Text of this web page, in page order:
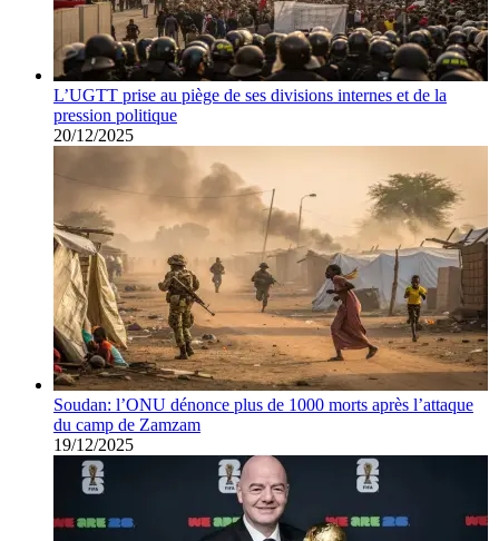
L’UGTT prise au piège de ses divisions internes et de la
pression politique
20/12/2025
Soudan: l’ONU dénonce plus de 1000 morts après l’attaque
du camp de Zamzam
19/12/2025